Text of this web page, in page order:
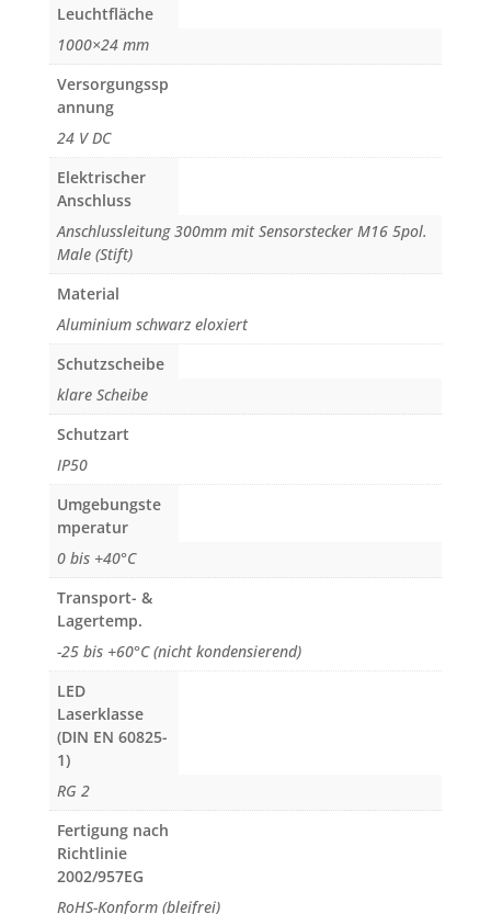
Leuchtfläche
1000×24 mm
Versorgungssp
annung
24 V DC
Elektrischer
Anschluss
Anschlussleitung 300mm mit Sensorstecker M16 5pol.
Male (Stift)
Material
Aluminium schwarz eloxiert
Schutzscheibe
klare Scheibe
Schutzart
IP50
Umgebungste
mperatur
0 bis +40°C
Transport- &
Lagertemp.
-25 bis +60°C (nicht kondensierend)
LED
Laserklasse
(DIN EN 60825-
1)
RG 2
Fertigung nach
Richtlinie
2002/957EG
RoHS-Konform (bleifrei)